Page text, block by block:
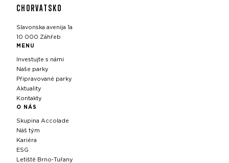
CHORVATSKO
Slavonska avenija 1a
10 000 Záhřeb
MENU
Investujte s námi
Naše parky
Připravované parky
Aktuality
Kontakty
O NÁS
Skupina Accolade
Náš tým
Kariéra
ESG
Letiště Brno‑Tuřany